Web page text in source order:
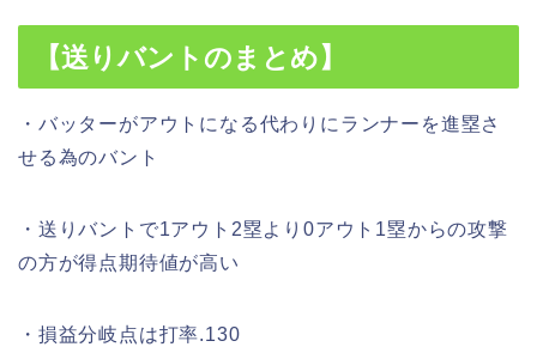
【送りバントのまとめ】
・バッターがアウトになる代わりにランナーを進塁さ
せる為のバント
・送りバントで1アウト2塁より0アウト1塁からの攻撃
の方が得点期待値が高い
・損益分岐点は打率.130